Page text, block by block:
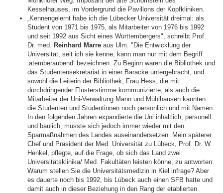
Kesselhauses, im Vordergrund die Pavillons der Kopfkliniken.
„Kennengelernt habe ich die Lübecker Universität dreimal: als
Student von 1971 bis 1975, als Mitarbeiter von 1976 bis 1992
und seit 1992 aus Sicht eines Württembergers", schreibt Prof.
Dr. med. Reinhard Marre aus Ulm. "Die Entwicklung der
Universität, seit ich sie kenne, kann man nur mit dem Begriff
‚atemberaubend‘ bezeichnen. Zu Beginn waren die Bibliothek und
das Studentensekretariat in einer Baracke untergebracht, und
sowohl die Leiterin der Bibliothek, Frau Hess, die mit
durchdringender Flüsterstimme kommunizierte, als auch die
Mitarbeiter der Uni-Verwaltung Mann und Mühlhausen kannten
die Studenten und Studentinnen noch persönlich und mit Namen.
In den folgenden Jahren expandierte die Uni inhaltlich, personell
und baulich, musste sich jedoch immer wieder mit den
Sparmaßnahmen des Landes auseinandersetzen. Mein späterer
Chef und Präsident der Med. Universität zu Lübeck, Prof. Dr. W.
Henkel, pflegte, auf die Frage, ob sich das Land zwei
Universitätsklinika/ Med. Fakultäten leisten könne, zu antworten:
Warum stellen Sie die Universitätsmedizin in Kiel infrage? Aber
es dauerte noch bis 1992, bis Lübeck auch einen SFB hatte und
damit auch in dieser Beziehung in den Rang der etablierten